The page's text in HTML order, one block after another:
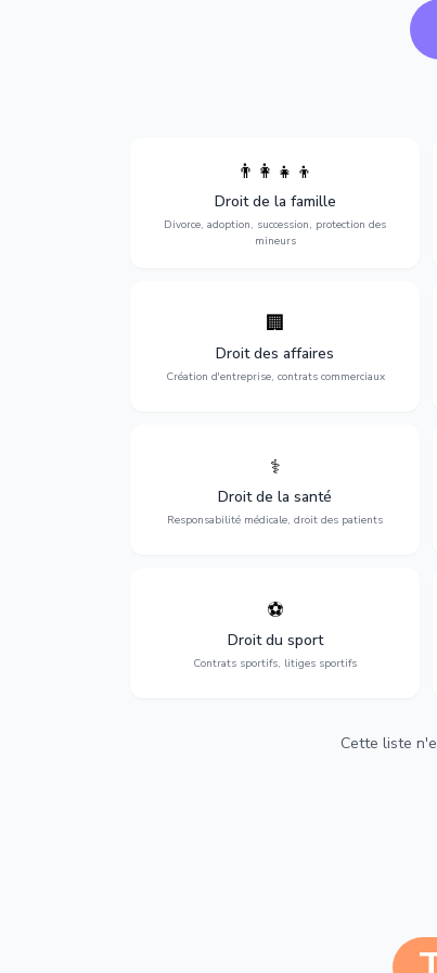
👨‍👩‍👧‍👦
Droit de la famille
Divorce, adoption, succession, protection des
mineurs
succession et protection des personnes
vulnérables.
🏢
Droit des affaires
Création d'entreprise, contrats commerciaux
Accompagnement complet pour votre
entreprise : création, contrats
commerciaux, concurrence et litiges.
⚕️
Droit de la santé
Responsabilité médicale, droit des patients
Défense de vos droits médicaux : erreurs
médicales, responsabilité des praticiens
et indemnisation.
⚽
Droit du sport
Contrats sportifs, litiges sportifs
Expertise en droit sportif : contrats de
sportifs, transferts, sponsoring et
contentieux.
Cette liste